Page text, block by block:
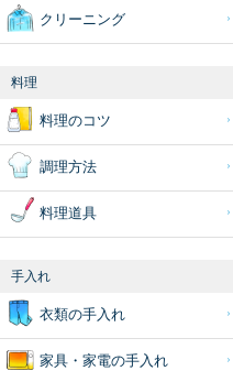
クリーニング
料理
料理のコツ
調理方法
料理道具
手入れ
衣類の手入れ
家具・家電の手入れ